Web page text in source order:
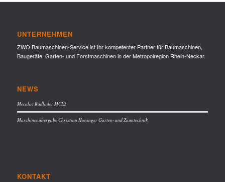
UNTERNEHMEN
ZWO Baumaschinen-Service ist Ihr kompetenter Partner für Baumaschinen,
Baugeräte, Garten- und Forstmaschinen in der Metropolregion Rhein-Neckar.
NEWS
Mecalac Radlader MCL2
Maschinenübergabe Christian Höninger Garten- und Zauntechnik
KONTAKT